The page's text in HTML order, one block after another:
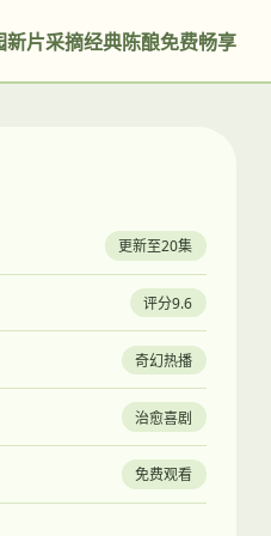
新片采摘经典陈酿免费畅享
更新至20集
评分9.6
奇幻热播
治愈喜剧
免费观看